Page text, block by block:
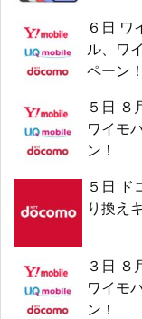
６日 ワ
ル、ワ
ペーン！
５日 ８
ワイモ
ン！
５日 ド
り換え
３日 ８
ワイモ
ン！